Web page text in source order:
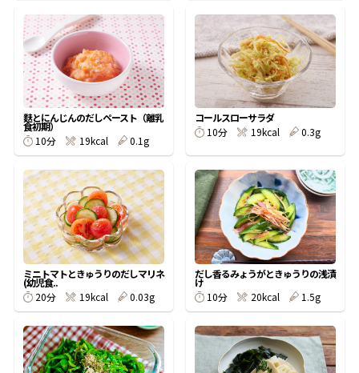
新鮮一番 『氷熟®』
『踊り節』
鰹節屋の
だしパック
麩とにんじんのだしペースト（離乳
食初期）
10分
19kcal 0.1g
コールスローサラダ
10分
19kcal 0.3g
ミニトマトときゅうりのだしマリネ
(幼児食..
20分
19kcal 0.03g
だし香るみょうがときゅうりの浅漬
け
10分
20kcal 1.5g